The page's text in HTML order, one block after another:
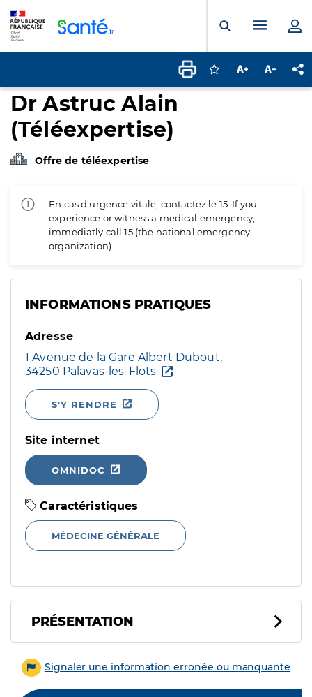
Ouvrir laMenu
Connectez-vous
Augmenter la
Dr Astruc Alain
(Téléexpertise)
Offre de téléexpertise
En cas d'urgence vitale, contactez le 15. If you
experience or witness a medical emergency,
immediatly call 15 (the national emergency
organization).
INFORMATIONS PRATIQUES
Adresse
1 Avenue de la Gare Albert Dubout,
34250 Palavas-les-Flots
S'Y RENDRE
Site internet
OMNIDOC
Caractéristiques
MÉDECINE GÉNÉRALE
PRÉSENTATION
Signaler une information erronée ou manquante